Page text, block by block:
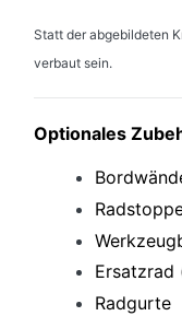
Statt der abgebildeten
verbaut sein.
Optionales
Ersatzrad
Radgurte